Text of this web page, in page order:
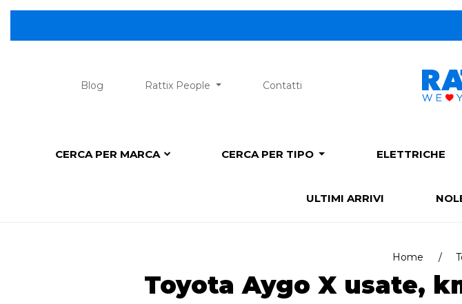
😎
Blog Rattix People Contatti
CERCA PER MARCA CERCA PER TIPO ELETTRICHE
ULTIMI ARRIVI
Home
Toyota Aygo X usate,